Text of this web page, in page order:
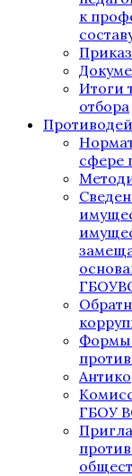
к
Итоги
отбора
сфере
Формы
ГБОУ